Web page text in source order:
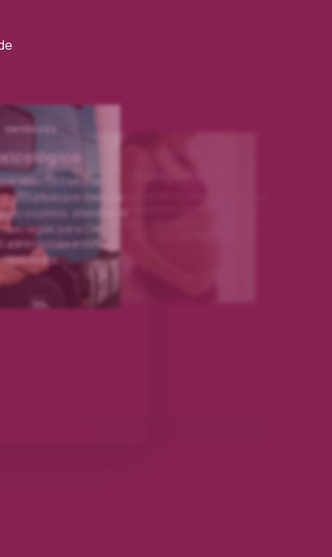
EMPRESAS
que detecta o uso de
por meio da
ou pelos, atendendo
legais para CNH,
e outras
finalidades.
Exame que identifica o sexo do bebê por
meio da análise do DNA fetal presente